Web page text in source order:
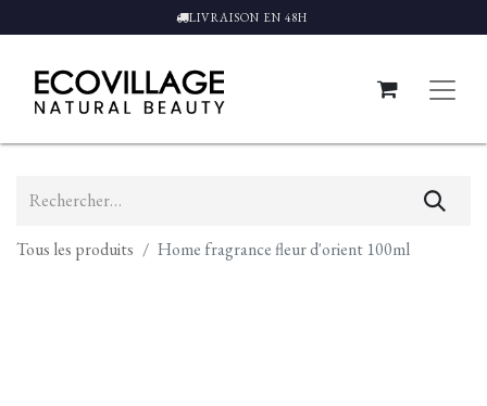
LIVRAISON EN 48H
Tous les produits Home fragrance fleur d'orient 100ml